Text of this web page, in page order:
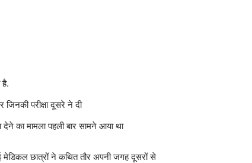
है.
परीक्षा दूसरे ने दी
का मामला पहली बार सामने आया था
मेडिकल छात्रों ने कथ‍ित तौर अपनी जगह दूसरों से